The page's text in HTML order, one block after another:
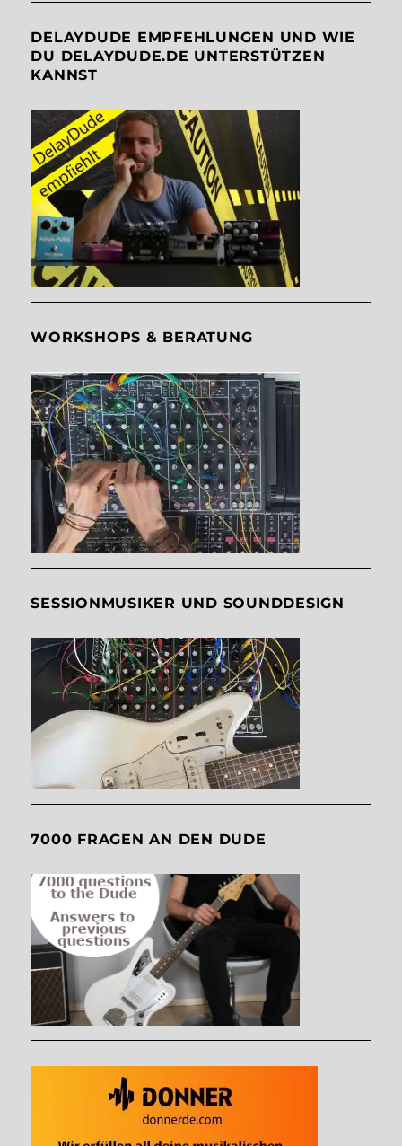
DELAYDUDE EMPFEHLUNGEN UND WIE
DU DELAYDUDE.DE UNTERSTÜTZEN
KANNST
WORKSHOPS & BERATUNG
SESSIONMUSIKER UND SOUNDDESIGN
7000 FRAGEN AN DEN DUDE